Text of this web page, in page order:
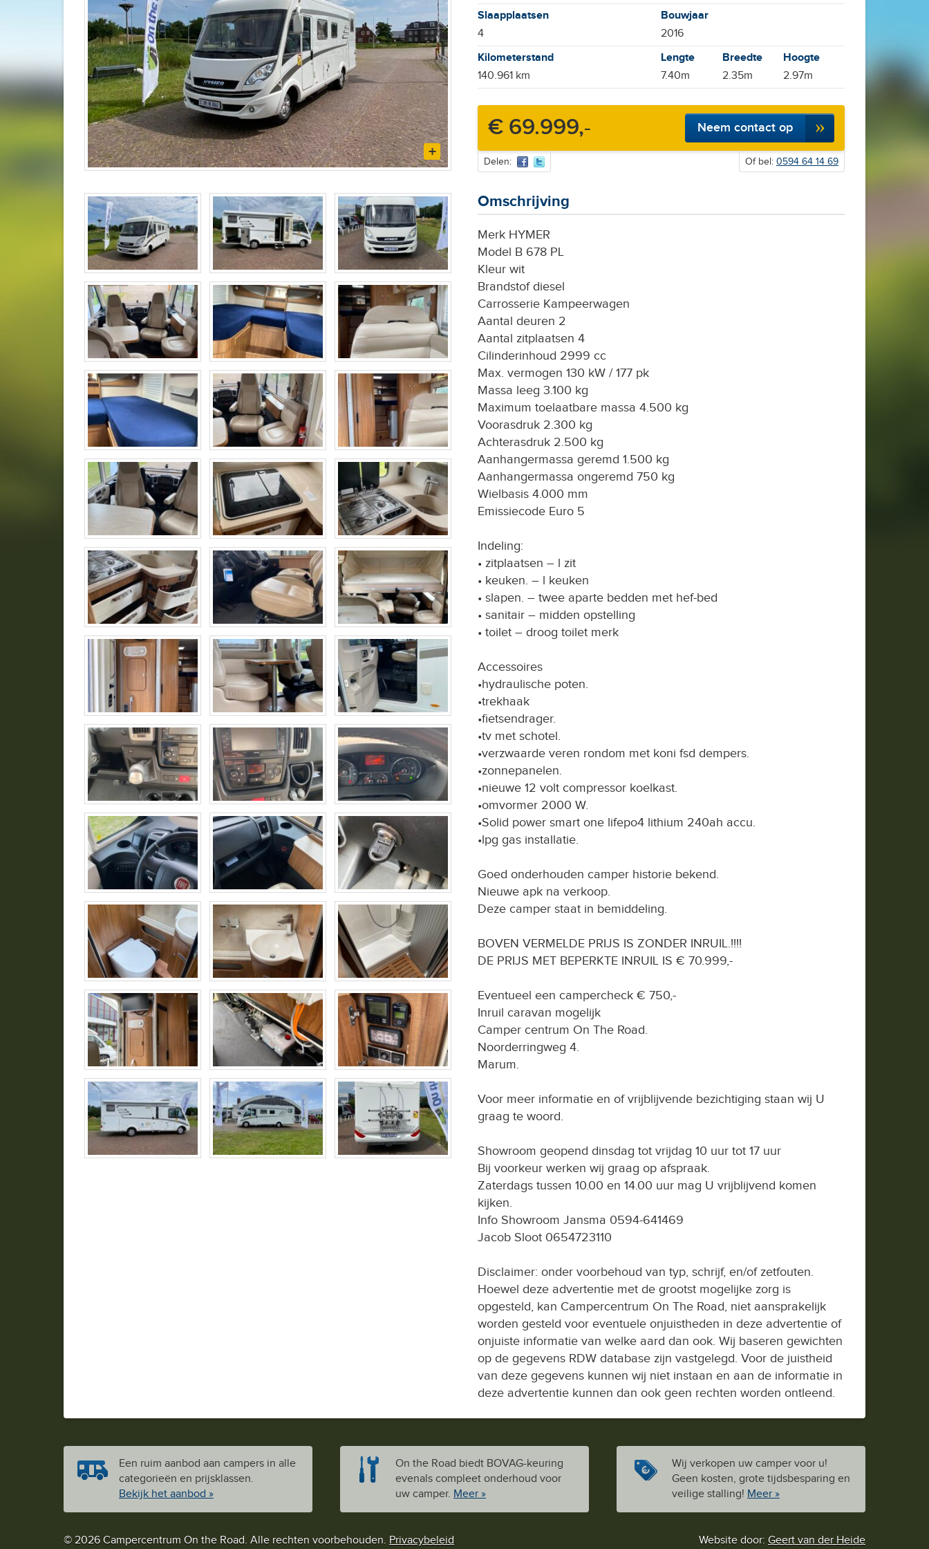
Slaapplaatsen
4
Bouwjaar
2016
Kilometerstand
140.961 km
Lengte
7.40m
Breedte
2.35m
Hoogte
2.97m
€ 69.999,- Neem contact op
Delen: Of bel: 0594 64 14 69
Omschrijving
Merk HYMER
Model B 678 PL
Kleur wit
Brandstof diesel
Carrosserie Kampeerwagen
Aantal deuren 2
Aantal zitplaatsen 4
Cilinderinhoud 2999 cc
Max. vermogen 130 kW / 177 pk
Massa leeg 3.100 kg
Maximum toelaatbare massa 4.500 kg
Voorasdruk 2.300 kg
Achterasdruk 2.500 kg
Aanhangermassa geremd 1.500 kg
Aanhangermassa ongeremd 750 kg
Wielbasis 4.000 mm
Emissiecode Euro 5
Indeling:
• zitplaatsen – l zit
• keuken. – l keuken
• slapen. – twee aparte bedden met hef-bed
• sanitair – midden opstelling
• toilet – droog toilet merk
Accessoires
•hydraulische poten.
•trekhaak
•fietsendrager.
•tv met schotel.
•verzwaarde veren rondom met koni fsd dempers.
•zonnepanelen.
•nieuwe 12 volt compressor koelkast.
•omvormer 2000 W.
•Solid power smart one lifepo4 lithium 240ah accu.
•lpg gas installatie.
Goed onderhouden camper historie bekend.
Nieuwe apk na verkoop.
Deze camper staat in bemiddeling.
BOVEN VERMELDE PRIJS IS ZONDER INRUIL.!!!!
DE PRIJS MET BEPERKTE INRUIL IS € 70.999,-
Eventueel een campercheck € 750,-
Inruil caravan mogelijk
Camper centrum On The Road.
Noorderringweg 4.
Marum.
Voor meer informatie en of vrijblijvende bezichtiging staan wij U
graag te woord.
Showroom geopend dinsdag tot vrijdag 10 uur tot 17 uur
Bij voorkeur werken wij graag op afspraak.
Zaterdags tussen 10.00 en 14.00 uur mag U vrijblijvend komen
kijken.
Info Showroom Jansma 0594-641469
Jacob Sloot 0654723110
Disclaimer: onder voorbehoud van typ, schrijf, en/of zetfouten.
Hoewel deze advertentie met de grootst mogelijke zorg is
opgesteld, kan Campercentrum On The Road, niet aansprakelijk
worden gesteld voor eventuele onjuistheden in deze advertentie of
onjuiste informatie van welke aard dan ook. Wij baseren gewichten
op de gegevens RDW database zijn vastgelegd. Voor de juistheid
van deze gegevens kunnen wij niet instaan en aan de informatie in
deze advertentie kunnen dan ook geen rechten worden ontleend.
Een ruim aanbod aan campers in alle
categorieën en prijsklassen.
Bekijk het aanbod »
On the Road biedt BOVAG-keuring
evenals compleet onderhoud voor
uw camper. Meer »
Wij verkopen uw camper voor u!
Geen kosten, grote tijdsbesparing en
veilige stalling! Meer »
© 2026 Campercentrum On the Road. Alle rechten voorbehouden. Privacybeleid Website door: Geert van der Heide